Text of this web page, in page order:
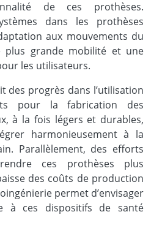
de ces prothèses.
dans les prothèses
aux mouvements du
grande mobilité et une
les utilisateurs.
des progrès dans l’utilisation
pour la fabrication des
à la fois légers et durables,
harmonieusement à la
Parallèlement, des efforts
ces prothèses plus
des coûts de production
permet d’envisager
à ces dispositifs de santé